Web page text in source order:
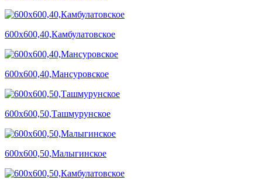
600х600,40,Камбулатовское
600х600,40,Мансуровское
600х600,50,Ташмурунское
600х600,50,Малыгинское